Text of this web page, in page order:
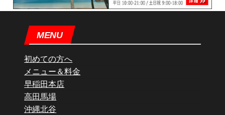
MENU
初めての方へ
メニュー＆料金
早稲田本店
高田馬場
沖縄北谷